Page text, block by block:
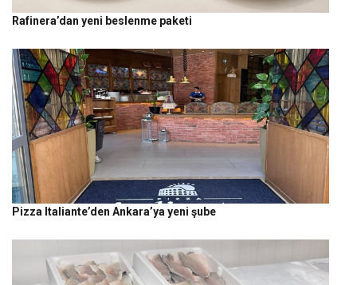
Rafinera’dan yeni beslenme paketi
Pizza Italiante’den Ankara’ya yeni şube